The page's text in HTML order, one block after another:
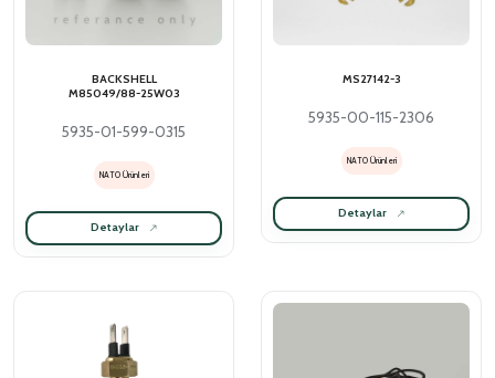
BACKSHELL
M85049/88-25W03
5935-01-599-0315
NATO Ürünleri
Detaylar
MS27142-3
5935-00-115-2306
NATO Ürünleri
Detaylar